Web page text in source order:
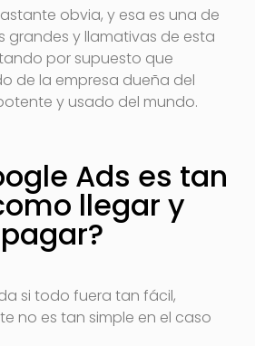
obvia, y esa es una de
grandes y llamativas de esta
por supuesto que
de la empresa dueña del
y usado del mundo.
Ads es tan
llegar y
pagar?
si todo fuera tan fácil,
no es tan simple en el caso